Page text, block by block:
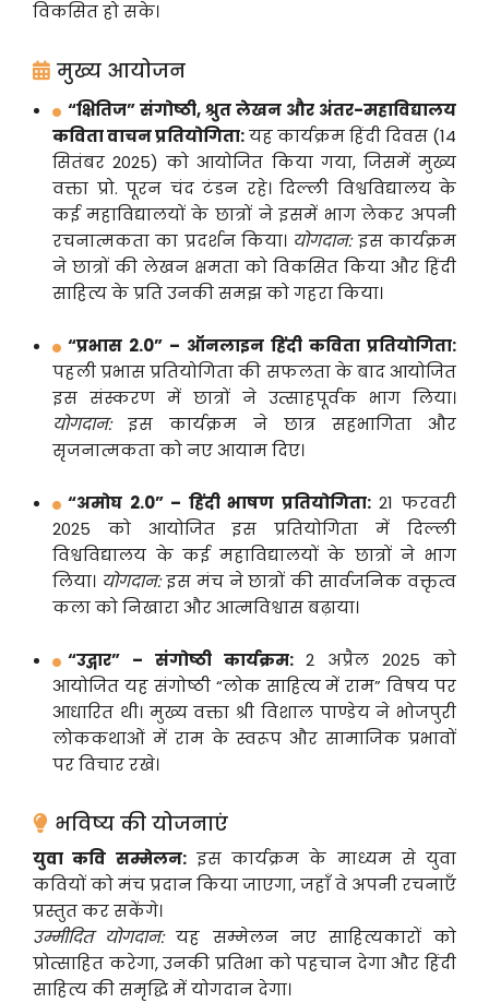
विकसित हो सके।
मुख्य आयोजन
“क्षितिज” संगोष्ठी, श्रुत लेखन और अंतर-महाविद्यालय
कविता वाचन प्रतियोगिता:यह कार्यक्रम हिंदी दिवस (14
सितंबर 2025) को आयोजित किया गया, जिसमें मुख्य
वक्ता प्रो. पूरन चंद टंडन रहे। दिल्ली विश्वविद्यालय के
कई महाविद्यालयों के छात्रों ने इसमें भाग लेकर अपनी
रचनात्मकता का प्रदर्शन किया। योगदान:इस कार्यक्रम
ने छात्रों की लेखन क्षमता को विकसित किया और हिंदी
साहित्य के प्रति उनकी समझ को गहरा किया।
“प्रभास 2.0” – ऑनलाइन हिंदी कविता प्रतियोगिता:
पहली प्रभास प्रतियोगिता की सफलता के बाद आयोजित
इस संस्करण में छात्रों ने उत्साहपूर्वक भाग लिया।
योगदान:इस कार्यक्रम ने छात्र सहभागिता और
सृजनात्मकता को नए आयाम दिए।
“अमोघ 2.0” – हिंदी भाषण प्रतियोगिता:21 फरवरी
2025 को आयोजित इस प्रतियोगिता में दिल्ली
विश्वविद्यालय के कई महाविद्यालयों के छात्रों ने भाग
लिया। योगदान:इस मंच ने छात्रों की सार्वजनिक वक्तृत्व
कला को निखारा और आत्मविश्वास बढ़ाया।
“उद्गार” – संगोष्ठी कार्यक्रम:2 अप्रैल 2025 को
आयोजित यह संगोष्ठी “लोक साहित्य में राम” विषय पर
आधारित थी। मुख्य वक्ता श्री विशाल पाण्डेय ने भोजपुरी
लोककथाओं में राम के स्वरूप और सामाजिक प्रभावों
पर विचार रखे।
भविष्य की योजनाएं
युवा कवि सम्मेलन:इस कार्यक्रम के माध्यम से युवा
कवियों को मंच प्रदान किया जाएगा, जहाँ वे अपनी रचनाएँ
प्रस्तुत कर सकेंगे।
उम्मीदित योगदान:यह सम्मेलन नए साहित्यकारों को
प्रोत्साहित करेगा, उनकी प्रतिभा को पहचान देगा और हिंदी
साहित्य की समृद्धि में योगदान देगा।